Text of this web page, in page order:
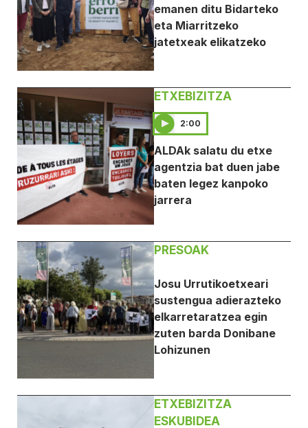
emanen ditu Bidarteko
eta Miarritzeko
jatetxeak elikatzeko
ETXEBIZITZA
2:00
ALDAk salatu du etxe
agentzia bat duen jabe
baten legez kanpoko
jarrera
PRESOAK
Josu Urrutikoetxeari
sustengua adierazteko
elkarretaratzea egin
zuten barda Donibane
Lohizunen
ETXEBIZITZA
ESKUBIDEA